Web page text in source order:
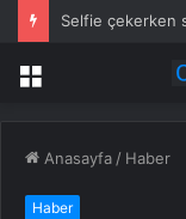
Selfie çekerken
Menü
Anasayfa / Haber
Haber